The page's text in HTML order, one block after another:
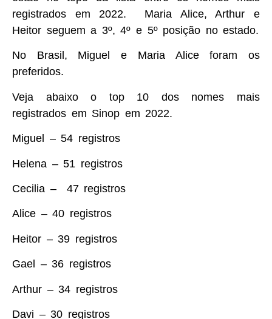
registrados em 2022. Maria Alice, Arthur e
Heitor seguem a 3º, 4º e 5º posição no estado.
No Brasil, Miguel e Maria Alice foram os
preferidos.
Veja abaixo o top 10 dos nomes mais
registrados em Sinop em 2022.
Miguel – 54 registros
Helena – 51 registros
Cecilia – 47 registros
Alice – 40 registros
Heitor – 39 registros
Gael – 36 registros
Arthur – 34 registros
Davi – 30 registros